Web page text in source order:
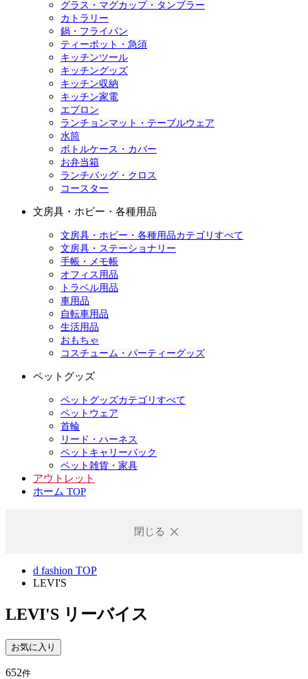
グラス・マグカップ・タンブラー
カトラリー
鍋・フライパン
ティーポット・急須
キッチンツール
キッチングッズ
キッチン収納
キッチン家電
エプロン
ランチョンマット・テーブルウェア
水筒
ボトルケース・カバー
お弁当箱
ランチバッグ・クロス
コースター
文房具・ホビー・各種用品
文房具・ホビー・各種用品カテゴリすべて
文房具・ステーショナリー
手帳・メモ帳
オフィス用品
トラベル用品
車用品
自転車用品
生活用品
おもちゃ
コスチューム・パーティーグッズ
ペットグッズ
ペットグッズカテゴリすべて
ペットウェア
首輪
リード・ハーネス
ペットキャリーバック
ペット雑貨・家具
アウトレット
ホーム TOP
閉じる
d fashion TOP
LEVI'S
LEVI'S リーバイス
お気に入り
652件